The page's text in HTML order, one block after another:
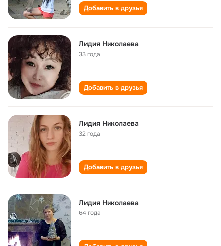
Добавить в друзья
Лидия Николаева
33 года
Добавить в друзья
Лидия Николаева
32 года
Добавить в друзья
Лидия Николаева
64 года